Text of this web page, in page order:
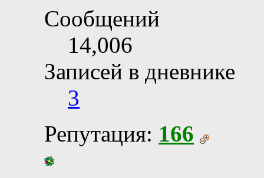
Сообщений
14,006
Записей в дневнике
3
Репутация: 166